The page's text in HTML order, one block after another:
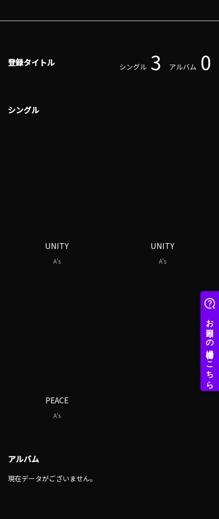
登録タイトル シングル 3 アルバム 0
シングル
UNITY
A's
UNITY
A's
PEACE
A's
アルバム
現在データがございません。